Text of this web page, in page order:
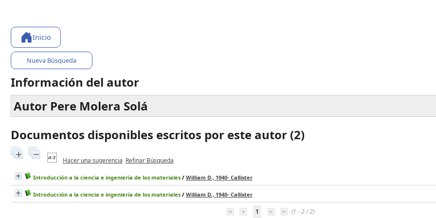
Inicio
Nueva Búsqueda
Información del autor
Autor Pere Molera Solá
Documentos disponibles escritos por este autor (2)
Hacer una sugerencia Refinar Búsqueda
Introducción a la ciencia e ingeniería de los materiales / William D., 1940- Callister
Introducción a la ciencia e ingeniería de los materiales / William D., 1940- Callister
1 (1 - 2 / 2)